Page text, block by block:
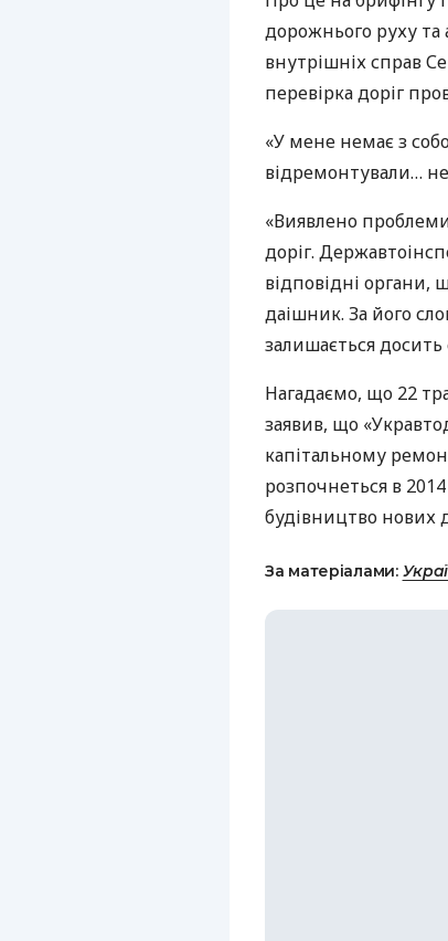
дорожнього руху та
внутрішніх справ
перевірка доріг
«У мене немає з
відремонтували…
«Виявлено
доріг.
відповідні органи,
даішник. За його
залишається
Нагадаємо, що 22
заявив, що
капітальному
розпочнеться в
будівництво нових
За матеріалами: